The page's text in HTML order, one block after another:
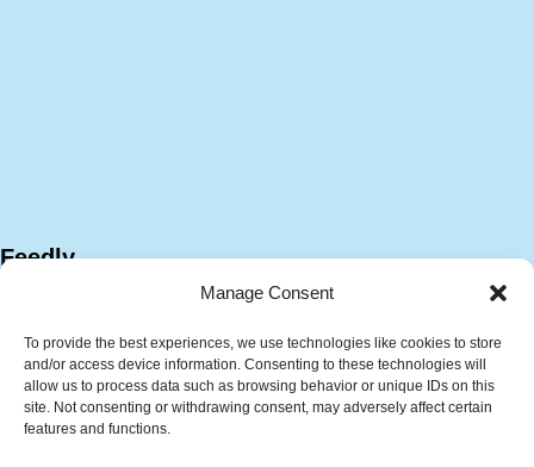
Manage Consent
To provide the best experiences, we use technologies like cookies to store
and/or access device information. Consenting to these technologies will
allow us to process data such as browsing behavior or unique IDs on this
site. Not consenting or withdrawing consent, may adversely affect certain
features and functions.
Feedly